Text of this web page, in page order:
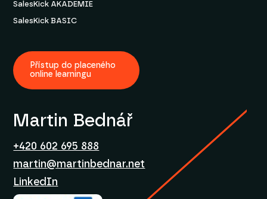
SalesKick AKADEMIE
SalesKick BASIC
Přístup do placeného
online learningu
Martin Bednář
+420 602 695 888
martin@martinbednar.net
LinkedIn